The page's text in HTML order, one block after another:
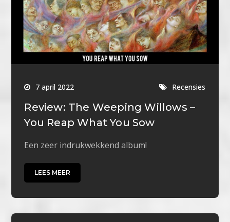
7 april 2022 Recensies
Review: The Weeping Willows –
You Reap What You Sow
Een zeer indrukwekkend album!
LEES MEER